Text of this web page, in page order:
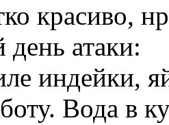
красиво,
атаки:
индейки,
Вода в